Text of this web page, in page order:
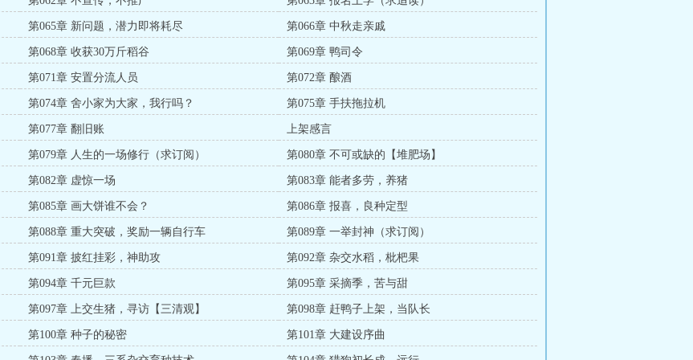
第065章 新问题，潜力即将耗尽 第066章 中秋走亲戚
第068章 收获30万斤稻谷 第069章 鸭司令
第071章 安置分流人员 第072章 酿酒
第074章 舍小家为大家，我行吗？ 第075章 手扶拖拉机
第077章 翻旧账 上架感言
第079章 人生的一场修行（求订阅） 第080章 不可或缺的【堆肥场】
第082章 虚惊一场 第083章 能者多劳，养猪
第085章 画大饼谁不会？ 第086章 报喜，良种定型
第088章 重大突破，奖励一辆自行车 第089章 一举封神（求订阅）
第091章 披红挂彩，神助攻 第092章 杂交水稻，枇杷果
第094章 千元巨款 第095章 采摘季，苦与甜
第097章 上交生猪，寻访【三清观】 第098章 赶鸭子上架，当队长
第100章 种子的秘密 第101章 大建设序曲